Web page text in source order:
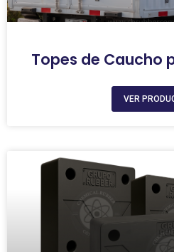
Topes de Caucho
VER